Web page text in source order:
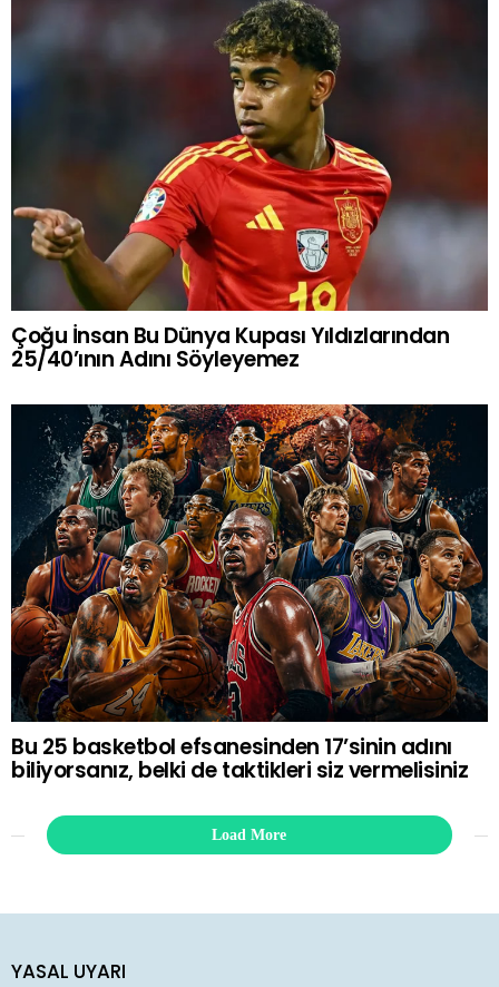
Çoğu İnsan Bu Dünya Kupası Yıldızlarından
25/40’ının Adını Söyleyemez
Bu 25 basketbol efsanesinden 17’sinin adını
biliyorsanız, belki de taktikleri siz vermelisiniz
Load More
YASAL UYARI